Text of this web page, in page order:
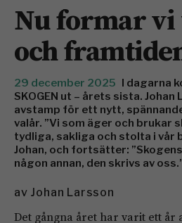
Nu formar vi
och
29 december 2025 I dagarna
SKOGEN ut – årets sista.
avstamp för ett nytt,
valår. ”Vi som äger och brukar
tydliga, sakliga och stolta i vår
Johan, och fortsätter:
någon annan, den skrivs av
av Johan Larsson
Det gångna året har varit ett år